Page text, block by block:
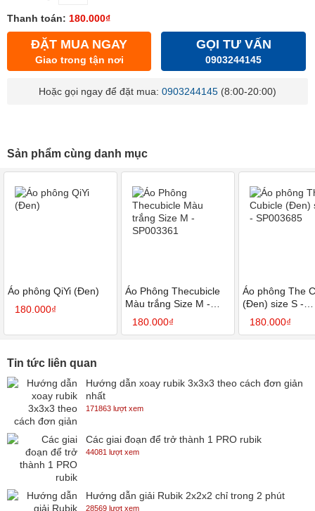
Thanh toán: 180.000₫
ĐẶT MUA NGAY
Giao trong tận nơi
GỌI TƯ VẤN
0903244145
Hoặc gọi ngay để đặt mua: 0903244145 (8:00-20:00)
Sản phẩm cùng danh mục
Áo phông QiYi (Đen)
180.000₫
Áo Phông Thecubicle
Màu trắng Size M -
SP003361
180.000₫
Áo phông The
(Đen) size S -
SP003685
180.000₫
Tin tức liên quan
Hướng dẫn xoay rubik 3x3x3 theo cách đơn giản
nhất
171863 lượt xem
Các giai đoạn để trở thành 1 PRO rubik
44081 lượt xem
Hướng dẫn giải Rubik 2x2x2 chỉ trong 2 phút
28569 lượt xem